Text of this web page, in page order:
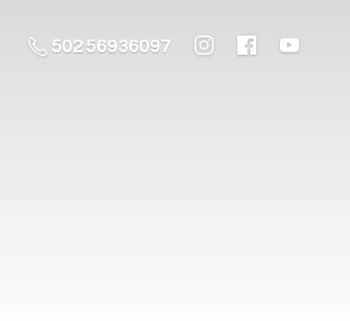
502 56936097